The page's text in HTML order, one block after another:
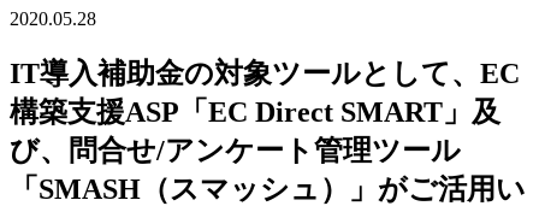
2020.05.28
IT導入補助金の対象ツールとして、EC
構築支援ASP「EC Direct SMART」及
び、問合せ/アンケート管理ツール
「SMASH（スマッシュ）」がご活用い